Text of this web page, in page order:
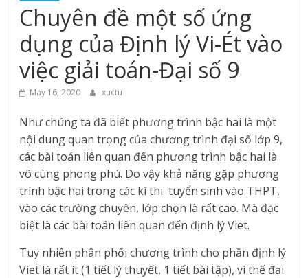
Chuyên đề một số ứng
dụng của Định lý Vi-Ét vào
việc giải toán-Đại số 9
May 16, 2020 xuctu
Như chúng ta đã biết phương trình bậc hai là một
nội dung quan trọng của chương trình đại số lớp 9,
các bài toán liên quan đến phương trình bậc hai là
vô cùng phong phú. Do vậy khả năng gặp phương
trình bậc hai trong các kì thi tuyển sinh vào THPT,
vào các trường chuyên, lớp chọn là rất cao. Mà đặc
biệt là các bài toán liên quan đến định lý Viet.
Tuy nhiên phân phối chương trình cho phần định lý
Viet là rất ít (1 tiết lý thuyết, 1 tiết bài tập), vì thế đại